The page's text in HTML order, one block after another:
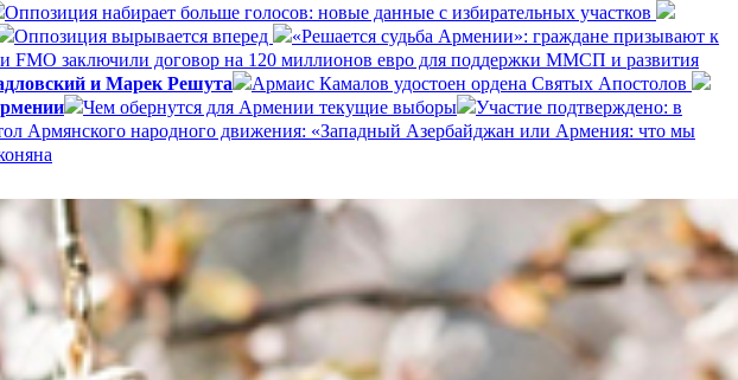
Оппозиция набирает больше голосов: новые данные с избирательных участков
Оппозиция вырывается вперед
«Решается судьба Армении»: граждане призывают к
FMO заключили договор на 120 миллионов евро для поддержки ММСП и развития
и Марек Решута
Армаис Камалов удостоен ордена Святых Апостолов
Чем обернутся для Армении текущие выборы
Участие подтверждено: в
Армянского народного движения: «Западный Азербайджан или Армения: что мы